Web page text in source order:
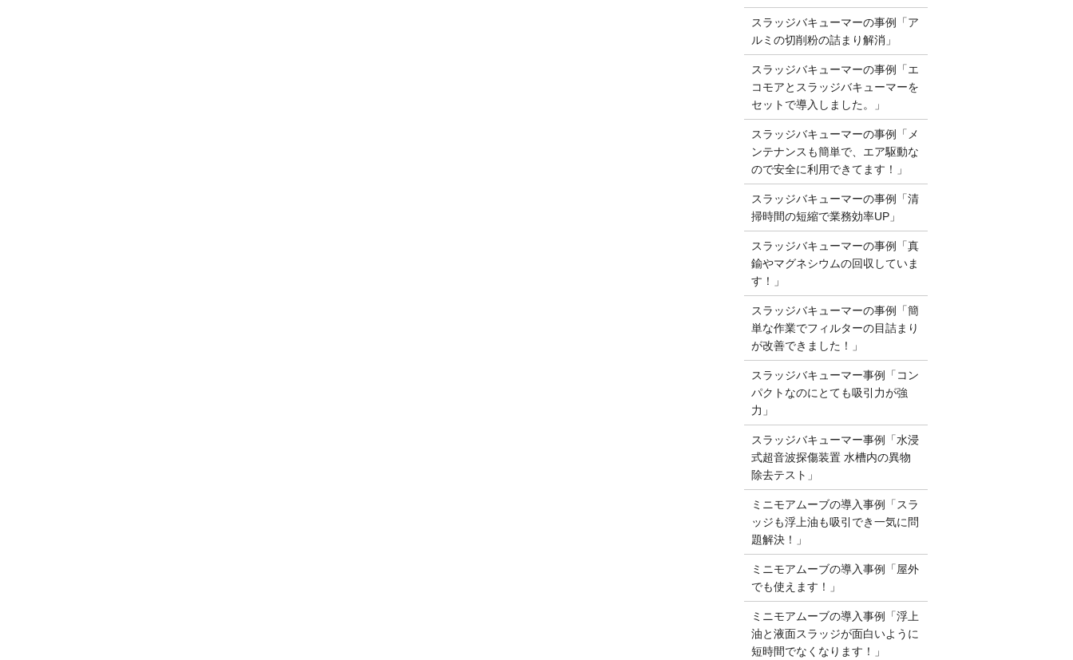
スラッジバキューマーの事例「ア
ルミの切削粉の詰まり解消」
スラッジバキューマーの事例「エ
コモアとスラッジバキューマーを
セットで導入しました。」
スラッジバキューマーの事例「メ
ンテナンスも簡単で、エア駆動な
ので安全に利用できてます！」
スラッジバキューマーの事例「清
掃時間の短縮で業務効率UP」
スラッジバキューマーの事例「真
鍮やマグネシウムの回収していま
す！」
スラッジバキューマーの事例「簡
単な作業でフィルターの目詰まり
が改善できました！」
スラッジバキューマー事例「コン
パクトなのにとても吸引力が強
力」
スラッジバキューマー事例「水浸
式超音波探傷装置 水槽内の異物
除去テスト」
ミニモアムーブの導入事例「スラ
ッジも浮上油も吸引でき一気に問
題解決！」
ミニモアムーブの導入事例「屋外
でも使えます！」
ミニモアムーブの導入事例「浮上
油と液面スラッジが面白いように
短時間でなくなります！」